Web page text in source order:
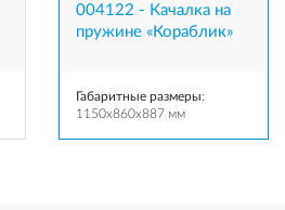
004122 - Качалка на
пружине «Кораблик»
Габаритные размеры:
1150x860x887 мм